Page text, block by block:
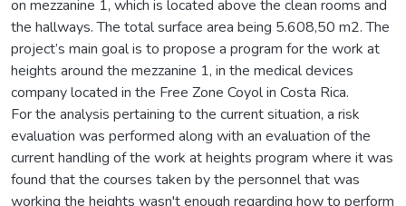
on mezzanine 1, which is located above the clean rooms and
the hallways. The total surface area being 5.608,50 m2. The
project’s main goal is to propose a program for the work at
heights around the mezzanine 1, in the medical devices
company located in the Free Zone Coyol in Costa Rica.
For the analysis pertaining to the current situation, a risk
evaluation was performed along with an evaluation of the
current handling of the work at heights program where it was
found that the courses taken by the personnel that was
working the heights wasn't enough regarding how to perform